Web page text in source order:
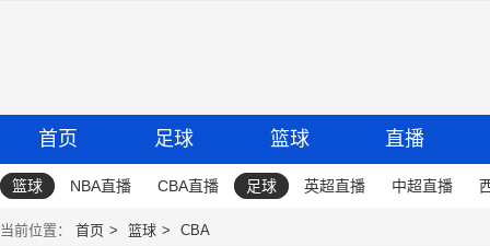
首页 足球 篮球 直播
篮球 NBA直播 CBA直播 足球 英超直播 中超直播
当前位置： 首页 篮球 CBA